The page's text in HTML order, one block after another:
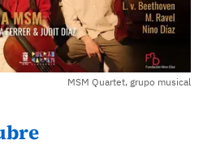
MSM Quartet, grupo musical